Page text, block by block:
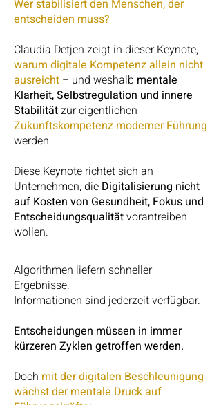
Wer stabilisiert den Menschen, der
entscheiden muss?
Claudia Detjen zeigt in dieser Keynote,
warum digitale Kompetenz allein nicht
ausreicht – und weshalb mentale
Klarheit, Selbstregulation und innere
Stabilitätzur eigentlichen
Zukunftskompetenz moderner Führung
werden.
Diese Keynote richtet sich an
Unternehmen, die Digitalisierung nicht
auf Kosten von Gesundheit, Fokus und
Entscheidungsqualitätvorantreiben
wollen.
Algorithmen liefern schneller
Ergebnisse.
Informationen sind jederzeit verfügbar.
Entscheidungen müssen in immer
kürzeren Zyklen getroffen werden.
Doch mit der digitalen Beschleunigung
wächst der mentale Druck auf